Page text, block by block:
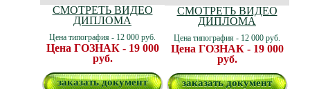
СМОТРЕТЬ ВИДЕО
ДИПЛОМА
Цена типография - 12 000 руб.
Цена ГОЗНАК - 19 000
руб.
заказать документ
СМОТРЕТЬ ВИДЕО
ДИПЛОМА
Цена типография - 12 000 руб.
Цена ГОЗНАК - 19 000
руб.
заказать документ